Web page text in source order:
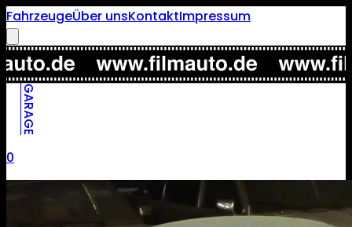
FahrzeugeÜber unsKontaktImpressum
GARAGE
0